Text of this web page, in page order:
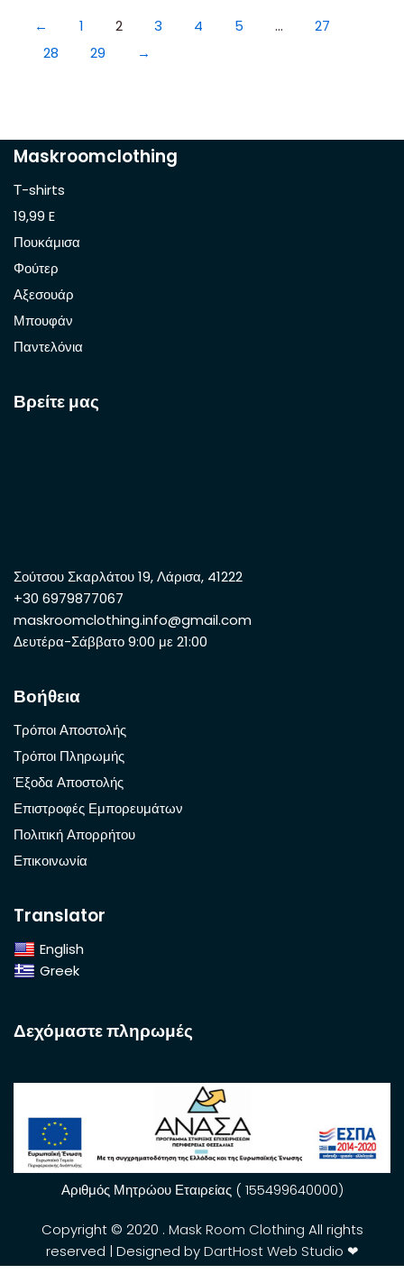
← 1 2 3 4 5 …
27
28
29 →
Maskroomclothing
Τ-shirts
19,99 E
Πουκάμισα
Φούτερ
Αξεσουάρ
Μπουφάν
Παντελόνια
Βρείτε μας
Σούτσου Σκαρλάτου 19, Λάρισα, 41222
+30 6979877067
maskroomclothing.info@gmail.com
Δευτέρα-Σάββατο 9:00 με 21:00
Βοήθεια
Τρόποι Αποστολής
Τρόποι Πληρωμής
Έξοδα Αποστολής
Επιστροφές Εμπορευμάτων
Πολιτική Απορρήτου
Επικοινωνία
Translator
English
Greek
Δεχόμαστε πληρωμές
Αριθμός Μητρώου Εταιρείας ( 155499640000)
Copyright © 2020 . Mask Room Clothing All rights
reserved | Designed byDartHost Web Studio ❤